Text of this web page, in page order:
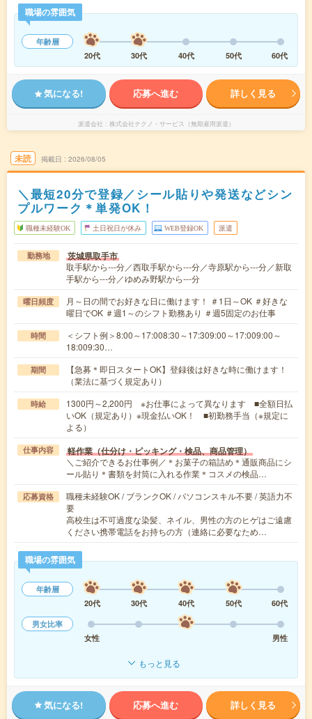
職場の雰囲気
年齢層
20代
30代 40代 50代 60代
気になる! 応募へ進む 詳しく見る
派遣会社 株式会社テクノ・サービス（無期雇用派遣）
未読 掲載日 2026/08/05
＼最短20分で登録／シール貼りや発送などシン
プルワーク＊単発OK！
職種未経験OK 土日祝日が休み WEB登録OK 派遣
勤務地 茨城県取手市
取手駅から---分／西取手駅から---分／寺原駅から---分／新取
手駅から---分／ゆめみ野駅から---分
曜日頻度
月～日の間でお好きな日に働けます！ ＃1日～OK ＃好きな
曜日でOK ＃週1～のシフト勤務あり ＃週5固定のお仕事
時間
＜シフト例＞8:00～17:008:30～17:309:00～17:009:00～
18:009:30…
期間
【急募＊即日スタートOK】登録後は好きな時に働けます！
（業法に基づく規定あり）
時給
1300円～2,200円 ※お仕事によって異なります ■全額日払
いOK（規定あり）※現金払いOK！ ■初勤務手当（※規定に
よる）
仕事内容 軽作業（仕分け・ピッキング・検品、商品管理）
＼ご紹介できるお仕事例／＊お菓子の箱詰め＊通販商品にシ
ール貼り＊書類を封筒に入れる作業＊コスメの検品…
応募資格
職種未経験OK / ブランクOK / パソコンスキル不要 / 英語力不
要
高校生は不可過度な染髪、ネイル、男性の方のヒゲはご遠慮
ください携帯電話をお持ちの方（連絡に必要なため…
職場の雰囲気
年齢層
20代
30代 40代 50代
60代
男女比率
女性
男性
もっと見る
気になる! 応募へ進む 詳しく見る